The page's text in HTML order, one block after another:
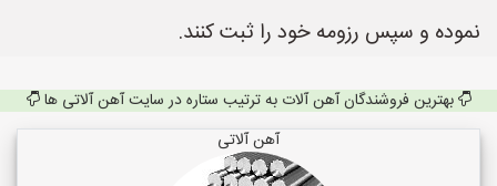
نموده و سپس رزومه خود را ثبت کنند.
بهترین فروشندگان آهن آلات به ترتیب ستاره در سایت آهن آلاتی ها
آهن آلاتی